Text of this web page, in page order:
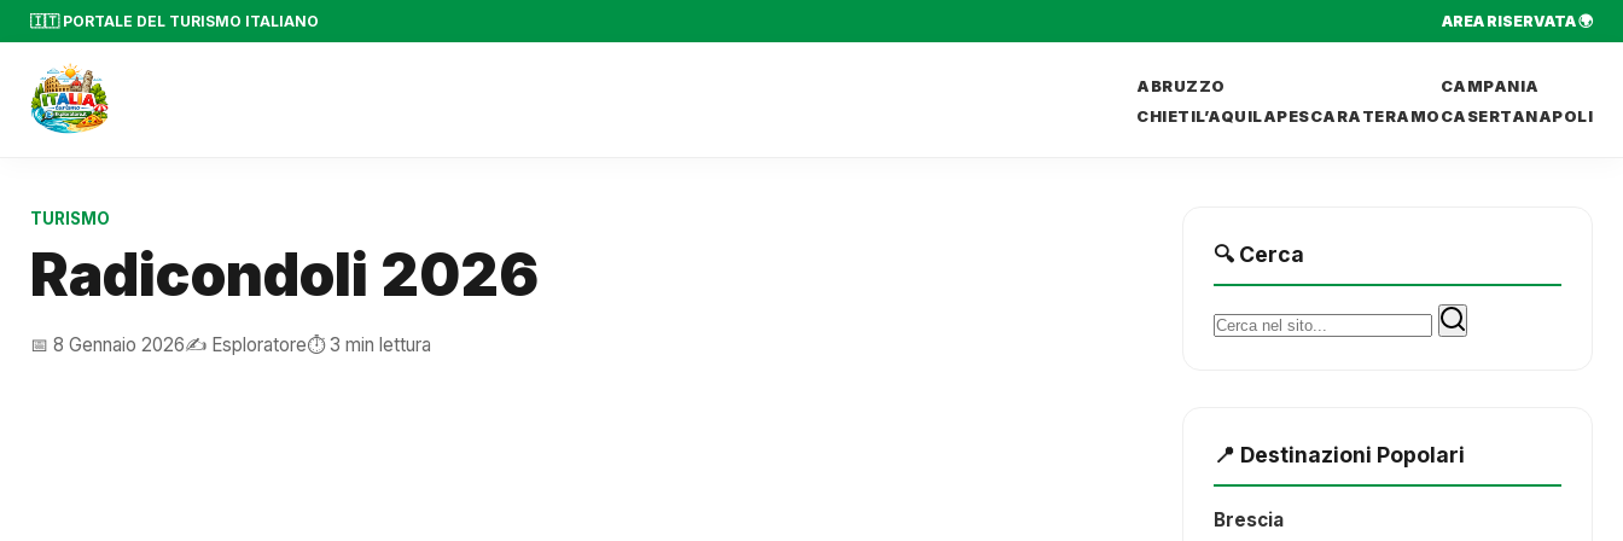
🇮🇹 PORTALE DEL TURISMO ITALIANO AREA RISERVATA 🌍
ABRUZZO
CHIETIL’AQUILAPESCARA TERAMO
CAMPANIA
CASERTANAPOLI
TURISMO
Radicondoli 2026
📅 8 Gennaio 2026✍️ Esploratore⏱️ 3 min lettura
🔍 Cerca
Cerca:
📍 Destinazioni Popolari
Brescia